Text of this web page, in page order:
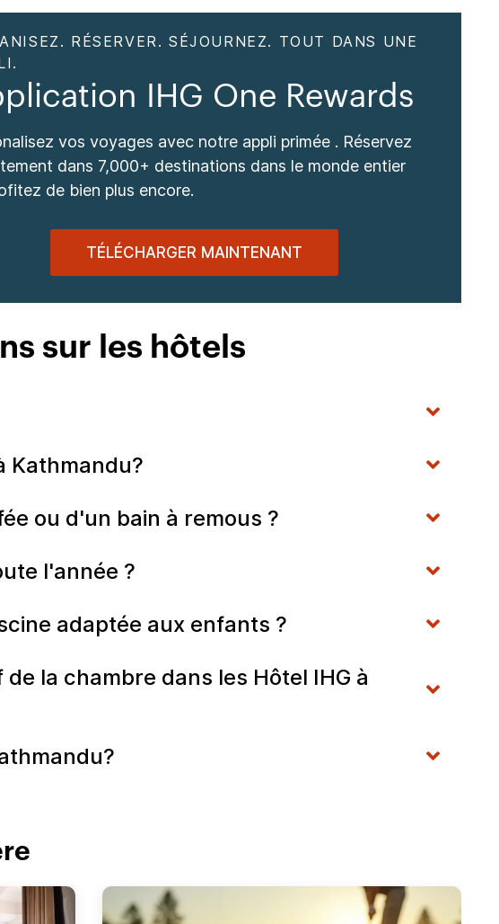
RÉSERVER. SÉJOURNEZ. TOUT DANS UNE
IHG One Rewards
vos voyages avec notre appli primée . Réservez
dans 7,000+ destinations dans le monde entier
de bien plus encore.
TÉLÉCHARGER MAINTENANT
sur les hôtels
Kathmandu?
ou d'un bain à remous ?
l'année ?
adaptée aux enfants ?
la chambre dans les Hôtel IHG à